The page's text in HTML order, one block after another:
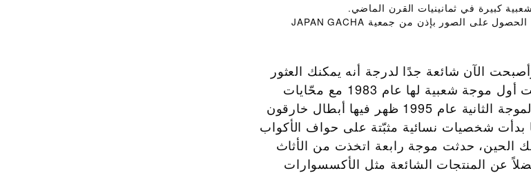
كبيرة في ثمانينيات القرن الماضي.
عام 1994، أظهرت ألعاب Ultraman من السلسلة HG دقة العمل المذهلة. (تم الحصول على الصور بإذن من جمعية JAPAN GACHA
الآن شائعة جدًا لدرجة أنه يمكنك العثور
عليها في المتاجر المتخصصة ومحطات القطار والمطارات. حدثت أول موجة شعبية لها عام 1983 مع محّايات
على شكل شخصيات كارتونية اكتسبت شعبية كبيرة، ثم حدثت الموجة الثانية عام 1995 ظهر فيها أبطال خارقون
الموجة الثالثة عندما بدأت شخصيات نسائية مثبّتة على حواف الأكواب
الحين، حدثت موجة رابعة اتخذت من الأثاث
فضلاً عن المنتجات الشائعة مثل الأكسسوارات